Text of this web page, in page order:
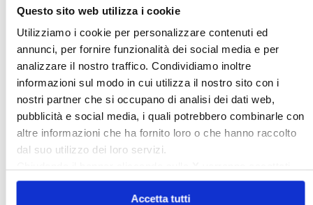
Questo sito web utilizza i cookie
Utilizziamo i cookie per personalizzare contenuti ed
annunci, per fornire funzionalità dei social media e per
analizzare il nostro traffico. Condividiamo inoltre
informazioni sul modo in cui utilizza il nostro sito con i
nostri partner che si occupano di analisi dei dati web,
pubblicità e social media, i quali potrebbero combinarle con
altre informazioni che ha fornito loro o che hanno raccolto
dal suo utilizzo dei loro servizi.
solo i cookie necessari.
Accetta tutti
Appuntamenti
〉 Confedilizia notizie
Confedilizia notizie – Luglio 2026